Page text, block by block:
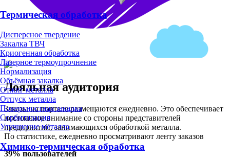
Термическая обработка
Дисперсное твердение
Закалка ТВЧ
Криогенная обработка
Лазерное термоупрочнение
Нормализация
Объёмная закалка
Отжиг металла
Отпуск металла
Поверхностная закалка
Сорбитизация
Улучшение металла
Химико-термическая обработка
Лояльная аудитория
Заказы на портале размещаются ежедневно. Это обеспечивает
постоянное внимание со стороны представителей
предприятий, занимающихся обработкой металла.
По статистике, ежедневно просматривают ленту заказов
39% пользователей